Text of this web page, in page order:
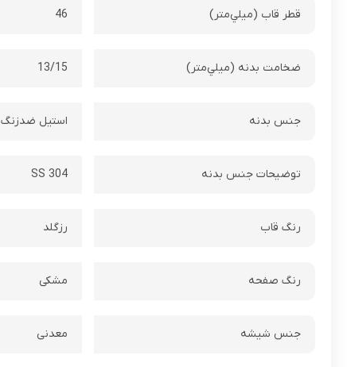
قطر قاب (ميلي‌متر) 46
ضخامت بدنه (ميلي‌متر) 13/15
جنس بدنه استیل ضدزنگ
توضيحات جنس بدنه SS 304
رنگ قاب رزگلد
رنگ صفحه مشکی
جنس شيشه معدنی